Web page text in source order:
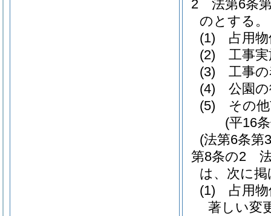
2
法第6条
のとする。
(1)
占用
(2)
工事
(3)
工事
(4)
公園
(5)
その
(平16
(法第6条第
第8条の2
は、次に
(1)
占用
著しい変